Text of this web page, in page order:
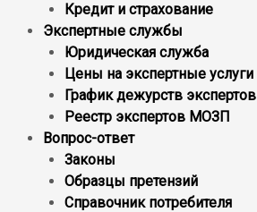
Кредит и страхование
Экспертные службы
Юридическая служба
Цены на экспертные услуги
График дежурств экспертов
Реестр экcпертов МОЗП
Вопрос-ответ
Законы
Образцы претензий
Справочник потребителя